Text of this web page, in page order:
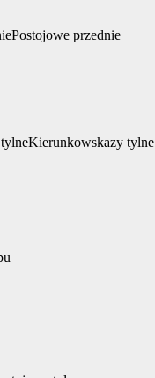
Postojowe przednie
Kierunkowskazy tylne